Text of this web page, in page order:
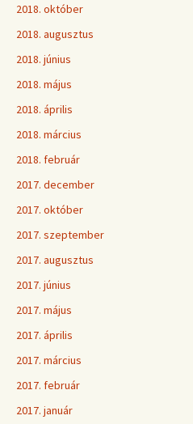
2018. október
2018. augusztus
2018. június
2018. május
2018. április
2018. március
2018. február
2017. december
2017. október
2017. szeptember
2017. augusztus
2017. június
2017. május
2017. április
2017. március
2017. február
2017. január